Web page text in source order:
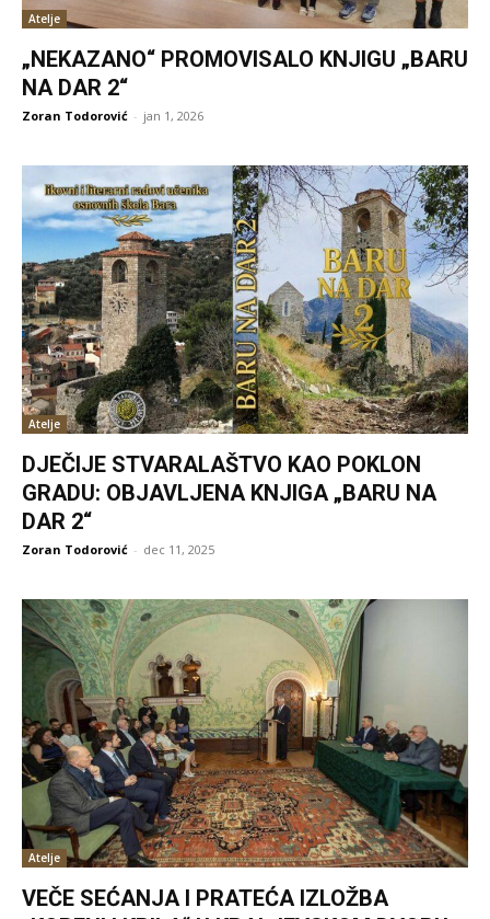
Atelje
„NEKAZANO“ PROMOVISALO KNJIGU „BARU
NA DAR 2“
Zoran Todorović - jan 1, 2026
Atelje
DJEČIJE STVARALAŠTVO KAO POKLON
GRADU: OBJAVLJENA KNJIGA „BARU NA
DAR 2“
Zoran Todorović - dec 11, 2025
Atelje
VEČE SEĆANJA I PRATEĆA IZLOŽBA